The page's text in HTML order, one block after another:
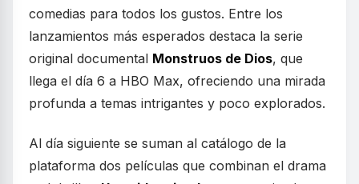
comedias para todos los gustos. Entre los
lanzamientos más esperados destaca la serie
original documental Monstruos de Dios, que
llega el día 6 a HBO Max, ofreciendo una mirada
profunda a temas intrigantes y poco explorados.
Al día siguiente se suman al catálogo de la
plataforma dos películas que combinan el drama